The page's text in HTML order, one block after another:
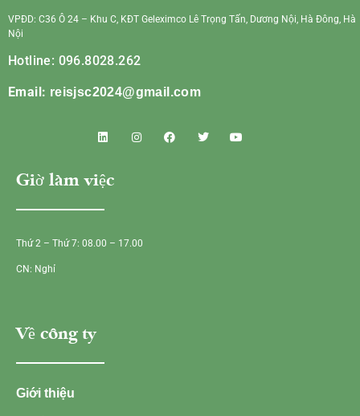
VPĐD: C36 Ô 24 – Khu C, KĐT Geleximco Lê Trọng Tấn, Dương Nội, Hà Đông, Hà
Nội
Hotline: 096.8028.262
Email: reisjsc2024@gmail.com
Giờ làm việc
Thứ 2 – Thứ 7: 08.00 – 17.00
CN: Nghỉ
Về công ty
Giới thiệu